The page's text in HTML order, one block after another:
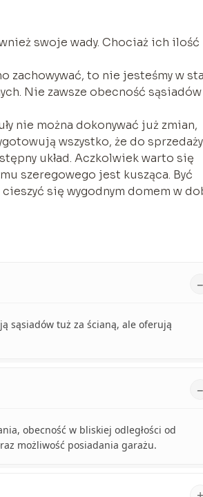
swoje wady. Chociaż ich ilość
zachowywać, to nie jesteśmy w
Nie zawsze obecność sąsiadów
nie można dokonywać już zmian,
wszystko, że do sprzedaży
układ. Aczkolwiek warto się
szeregowego jest kusząca. Być
cieszyć się wygodnym domem w
sąsiadów tuż za ścianą, ale oferują
obecność w bliskiej odległości od
możliwość posiadania garażu.